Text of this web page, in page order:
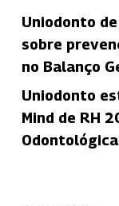
Uniodonto
sobre
no Balanço
Uniodonto
Mind de RH
Odontológica